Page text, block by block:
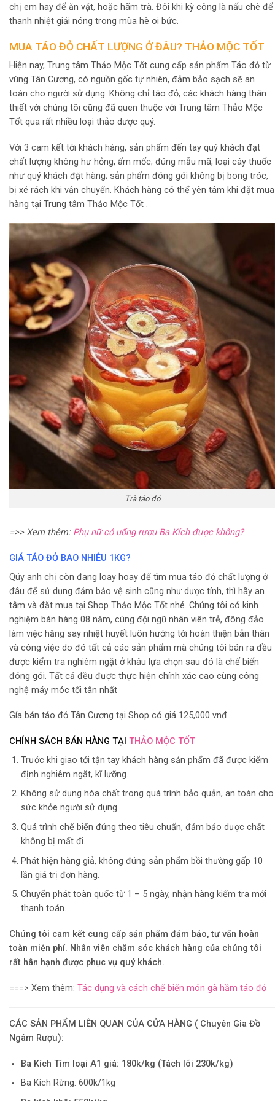
chị em hay để ăn vặt, hoặc hãm trà. Đôi khi kỳ công là nấu chè để
thanh nhiệt giải nóng trong mùa hè oi bức.
MUA TÁO ĐỎ CHẤT LƯỢNG Ở ĐÂU? THẢO MỘC TỐT
Hiện nay, Trung tâm Thảo Mộc Tốt cung cấp sản phẩm Táo đỏ từ
vùng Tân Cương, có nguồn gốc tự nhiên, đảm bảo sạch sẽ an
toàn cho người sử dụng. Không chỉ táo đỏ, các khách hàng thân
thiết với chúng tôi cũng đã quen thuộc với Trung tâm Thảo Mộc
Tốt qua rất nhiều loại thảo dược quý.
Với 3 cam kết tới khách hàng, sản phẩm đến tay quý khách đạt
chất lượng không hư hỏng, ẩm mốc; đúng mẫu mã, loại cây thuốc
như quý khách đặt hàng; sản phẩm đóng gói không bị bong tróc,
bị xé rách khi vận chuyển. Khách hàng có thể yên tâm khi đặt mua
hàng tại Trung tâm Thảo Mộc Tốt .
Trà táo đỏ
=>> Xem thêm: Phụ nữ có uống rượu Ba Kích được không?
GIÁ TÁO ĐỎ BAO NHIÊU 1KG?
Qúy anh chị còn đang loay hoay để tìm mua táo đỏ chất lượng ở
đâu để sử dụng đảm bảo vệ sinh cũng như dược tính, thì hãy an
tâm và đặt mua tại Shop Thảo Mộc Tốt nhé. Chúng tôi có kinh
nghiệm bán hàng 08 năm, cùng đội ngũ nhân viên trẻ, đông đảo
làm việc hăng say nhiệt huyết luôn hướng tới hoàn thiện bản thân
và công việc do đó tất cả các sản phẩm mà chúng tôi bán ra đều
được kiểm tra nghiêm ngặt ở khâu lựa chọn sau đó là chế biến
đóng gói. Tất cả đều được thực hiện chính xác cao cùng công
nghệ máy móc tối tân nhất
Gía bán táo đỏ Tân Cương tại Shop có giá 125,000 vnđ
CHÍNH SÁCH BÁN HÀNG TẠI THẢO MỘC TỐT
Trước khi giao tới tận tay khách hàng sản phẩm đã được kiểm
định nghiêm ngặt, kĩ lưỡng.
Không sử dụng hóa chất trong quá trình bảo quản, an toàn cho
sức khỏe người sử dụng.
Quá trình chế biến đúng theo tiêu chuẩn, đảm bảo dược chất
không bị mất đi.
Phát hiện hàng giả, không đúng sản phẩm bồi thường gấp 10
lần giá trị đơn hàng.
Chuyển phát toàn quốc từ 1 – 5 ngày, nhận hàng kiểm tra mới
thanh toán.
Chúng tôi cam kết cung cấp sản phẩm đảm bảo, tư vấn hoàn
toàn miễn phí. Nhân viên chăm sóc khách hàng của chúng tôi
rất hân hạnh được phục vụ quý khách.
===> Xem thêm: Tác dụng và cách chế biến món gà hầm táo đỏ
CÁC SẢN PHẨM LIÊN QUAN CỦA CỬA HÀNG ( Chuyên Gia Đồ
Ngâm Rượu):
Ba Kích Tím loại A1 giá: 180k/kg (Tách lõi 230k/kg)
Ba Kích Rừng: 600k/1kg